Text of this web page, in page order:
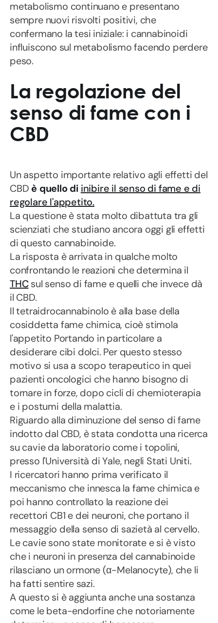
metabolismo continuano e presentano
sempre nuovi risvolti positivi, che
confermano la tesi iniziale: i cannabinoidi
influiscono sul metabolismo facendo perdere
peso.
La regolazione del
senso di fame con i
CBD
Un aspetto importante relativo agli effetti del
CBD è quello di inibire il senso di fame e di
regolare l'appetito.
La questione è stata molto dibattuta tra gli
scienziati che studiano ancora oggi gli effetti
di questo cannabinoide.
La risposta è arrivata in qualche molto
confrontando le reazioni che determina il
THCsul senso di fame e quelli che invece dà
il CBD.
Il tetraidrocannabinolo è alla base della
cosiddetta fame chimica, cioè stimola
l'appetito Portando in particolare a
desiderare cibi dolci. Per questo stesso
motivo si usa a scopo terapeutico in quei
pazienti oncologici che hanno bisogno di
tornare in forze, dopo cicli di chemioterapia
e i postumi della malattia.
Riguardo alla diminuzione del senso di fame
indotto dal CBD, è stata condotta una ricerca
su cavie da laboratorio come i topolini,
presso l'Università di Yale, negli Stati Uniti.
I ricercatori hanno prima verificato il
meccanismo che innesca la fame chimica e
poi hanno controllato la reazione dei
recettori CB1 e dei neuroni, che portano il
messaggio della senso di sazietà al cervello.
Le cavie sono state monitorate e si è visto
che i neuroni in presenza del cannabinoide
rilasciano un ormone (α-Melanocyte), che li
ha fatti sentire sazi.
A questo si è aggiunta anche una sostanza
come le beta-endorfine che notoriamente